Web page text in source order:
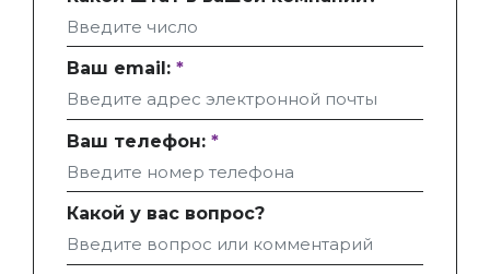
Ваш email: *
Ваш телефон: *
Какой у вас вопрос?